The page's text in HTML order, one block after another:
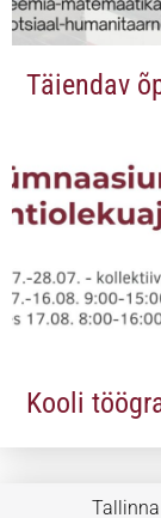
Täiendav
Kooli